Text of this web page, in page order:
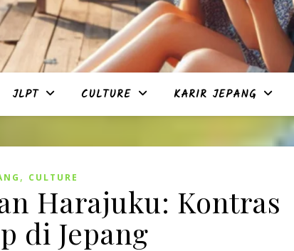
JLPT CULTURE KARIR JEPANG
, CULTURE
Harajuku: Kontras
di Jepang